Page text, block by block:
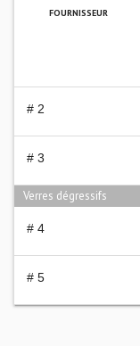
FOURNISSEUR
# 2
# 3
Verres dégressifs
# 4
# 5